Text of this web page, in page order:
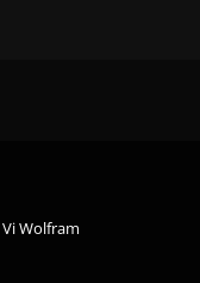
Vi Wolfram